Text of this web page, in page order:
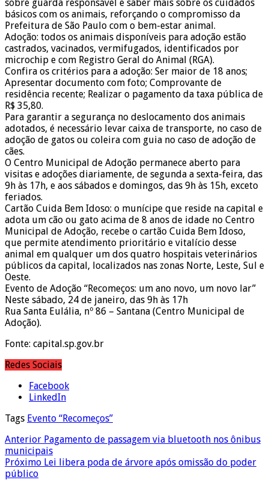
sobre guarda responsável e saber mais sobre os cuidados
básicos com os animais, reforçando o compromisso da
Prefeitura de São Paulo com o bem-estar animal.
Adoção: todos os animais disponíveis para adoção estão
castrados, vacinados, vermifugados, identificados por
microchip e com Registro Geral do Animal (RGA).
Confira os critérios para a adoção: Ser maior de 18 anos;
Apresentar documento com foto; Comprovante de
residência recente; Realizar o pagamento da taxa pública de
R$ 35,80.
Para garantir a segurança no deslocamento dos animais
adotados, é necessário levar caixa de transporte, no caso de
adoção de gatos ou coleira com guia no caso de adoção de
cães.
O Centro Municipal de Adoção permanece aberto para
visitas e adoções diariamente, de segunda a sexta-feira, das
9h às 17h, e aos sábados e domingos, das 9h às 15h, exceto
feriados.
Cartão Cuida Bem Idoso: o munícipe que reside na capital e
adota um cão ou gato acima de 8 anos de idade no Centro
Municipal de Adoção, recebe o cartão Cuida Bem Idoso,
que permite atendimento prioritário e vitalício desse
animal em qualquer um dos quatro hospitais veterinários
públicos da capital, localizados nas zonas Norte, Leste, Sul e
Oeste.
Evento de Adoção “Recomeços: um ano novo, um novo lar”
Neste sábado, 24 de janeiro, das 9h às 17h
Rua Santa Eulália, nº 86 – Santana (Centro Municipal de
Adoção).
Fonte: capital.sp.gov.br
Redes Sociais
Facebook
LinkedIn
Tags Evento “Recomeços”
Anterior Pagamento de passagem via bluetooth nos ônibus
municipais
Próximo Lei libera poda de árvore após omissão do poder
público